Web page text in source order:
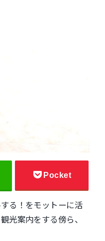
Pocket
る！をモットーに活
光案内をする傍ら、